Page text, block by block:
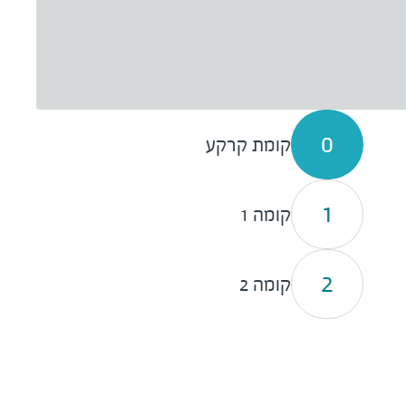
קומת קרקע 0
קומה 1 1
קומה 2 2